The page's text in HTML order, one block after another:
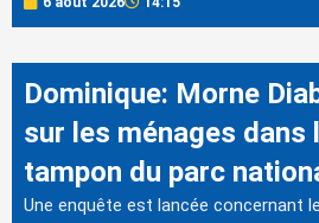
Dominique: Morne
sur les ménages dans
tampon du parc
Une enquête est lancée concernant